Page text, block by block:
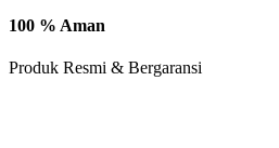
100 % Aman
Produk Resmi & Bergaransi